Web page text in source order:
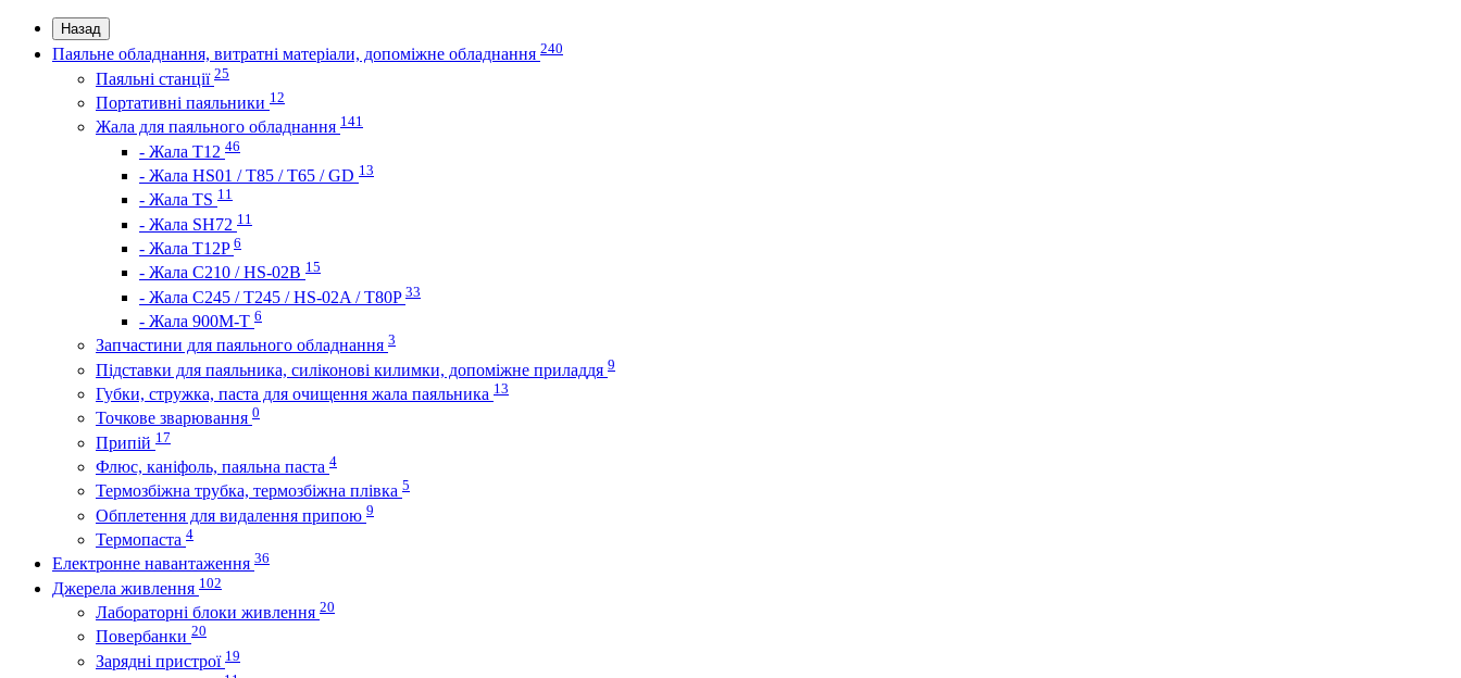
Назад
Паяльне обладнання, витратні матеріали, допоміжне обладнання 240
Паяльні станції 25
Портативні паяльники 12
Жала для паяльного обладнання 141
- Жала Т12 46
- Жала HS01 / T85 / T65 / GD 13
- Жала TS 11
- Жала SH72 11
- Жала T12P 6
- Жала C210 / HS-02B 15
- Жала C245 / T245 / HS-02A / T80P 33
- Жала 900M-T 6
Запчастини для паяльного обладнання 3
Підставки для паяльника, силіконові килимки, допоміжне приладдя 9
Губки, стружка, паста для очищення жала паяльника 13
Точкове зварювання 0
Припій 17
Флюс, каніфоль, паяльна паста 4
Термозбіжна трубка, термозбіжна плівка 5
Обплетення для видалення припою 9
Термопаста 4
Електронне навантаження 36
Джерела живлення 102
Лабораторні блоки живлення 20
Повербанки 20
Зарядні пристрої 19